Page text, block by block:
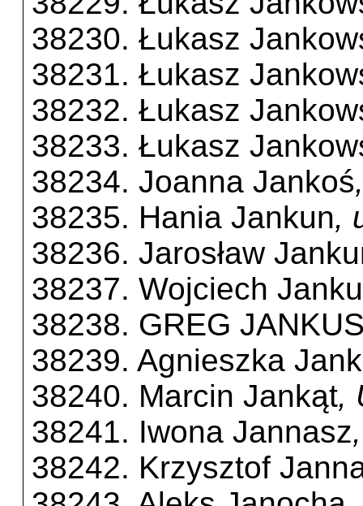
38230. Łukasz
38231. Łukasz
38232. Łukasz
38233. Łukasz
38234. Joanna Jankoś
38235. Hania Jankun,
38236. Jarosław
38237. Wojciech
38238. GREG
38239. Agnieszka
38240. Marcin Jankąt,
38241. Iwona Jannasz
38242. Krzysztof